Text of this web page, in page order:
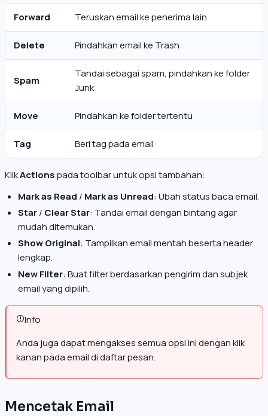
Forward Teruskan email ke penerima lain
Delete Pindahkan email ke Trash
Spam
Tandai sebagai spam, pindahkan ke folder
Junk
Move Pindahkan ke folder tertentu
Tag Beri tag pada email
KlikActionspada toolbar untuk opsi tambahan:
Mark as Read / Mark as Unread: Ubah status baca email.
Star/ Clear Star: Tandai email dengan bintang agar
mudah ditemukan.
Show Original: Tampilkan email mentah beserta header
lengkap.
New Filter: Buat filter berdasarkan pengirim dan subjek
email yang dipilih.
Info
Anda juga dapat mengakses semua opsi ini dengan klik
kanan pada email di daftar pesan.
Mencetak Email